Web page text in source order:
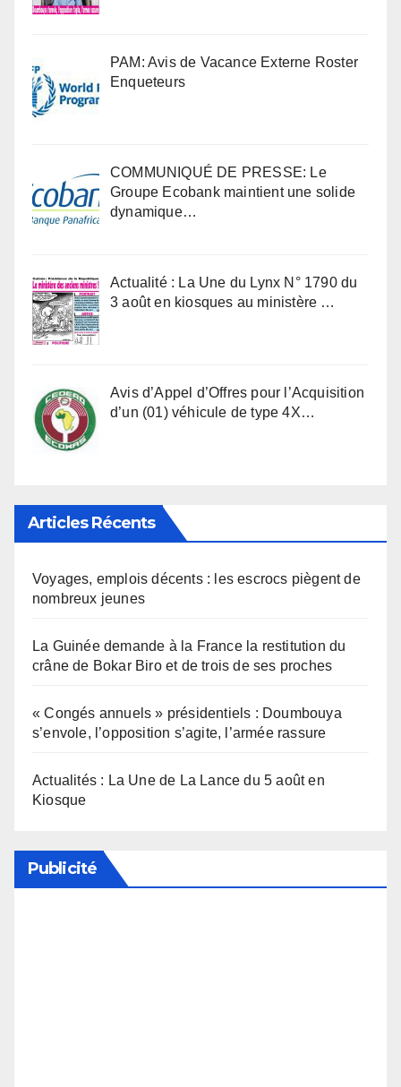
PAM: Avis de Vacance Externe Roster
Enqueteurs
COMMUNIQUÉ DE PRESSE: Le
Groupe Ecobank maintient une solide
dynamique…
Actualité : La Une du Lynx N° 1790 du
3 août en kiosques au ministère …
Avis d’Appel d’Offres pour l’Acquisition
d’un (01) véhicule de type 4X…
Articles Récents
Voyages, emplois décents : les escrocs piègent de
nombreux jeunes
La Guinée demande à la France la restitution du
crâne de Bokar Biro et de trois de ses proches
« Congés annuels » présidentiels : Doumbouya
s’envole, l’opposition s’agite, l’armée rassure
Actualités : La Une de La Lance du 5 août en
Kiosque
Publicité